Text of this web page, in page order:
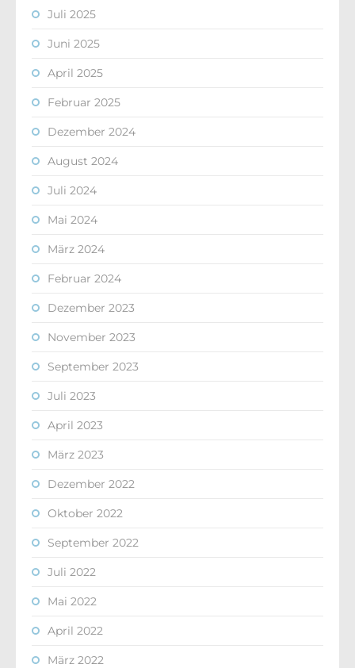
Juli 2025
Juni 2025
April 2025
Februar 2025
Dezember 2024
August 2024
Juli 2024
Mai 2024
März 2024
Februar 2024
Dezember 2023
November 2023
September 2023
Juli 2023
April 2023
März 2023
Dezember 2022
Oktober 2022
September 2022
Juli 2022
Mai 2022
April 2022
März 2022